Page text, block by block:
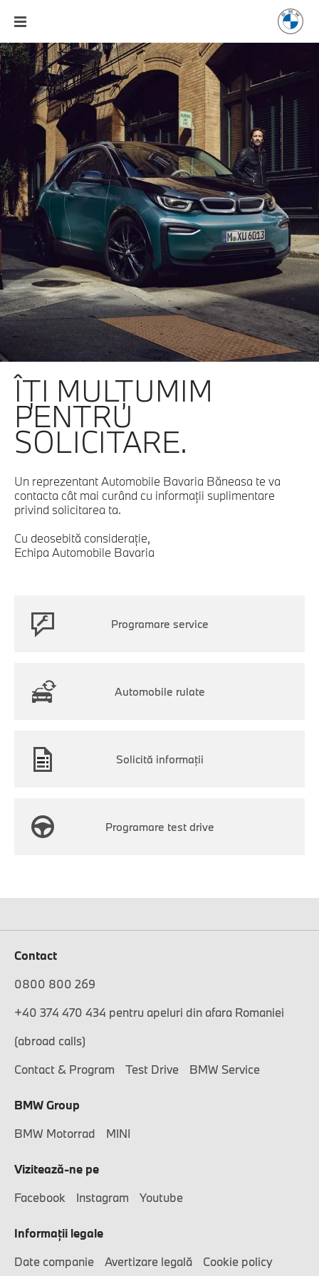
ÎŢI MULŢUMIM
PENTRU
SOLICITARE.
Un reprezentant Automobile Bavaria Băneasa te va
contacta cât mai curând cu informaţii suplimentare
privind solicitarea ta.
Cu deosebită consideraţie,
Echipa Automobile Bavaria
Programare service
Automobile rulate
Solicită informaţii
Programare test drive
Contact
0800 800 269
+40 374 470 434 pentru apeluri din afara Romaniei
(abroad calls)
Contact & Program
Test Drive BMW Service
BMW Group
BMW Motorrad
MINI
Vizitează-ne pe
Facebook
Instagram Youtube
Informaţii legale
Date companie
Avertizare legală Cookie policy